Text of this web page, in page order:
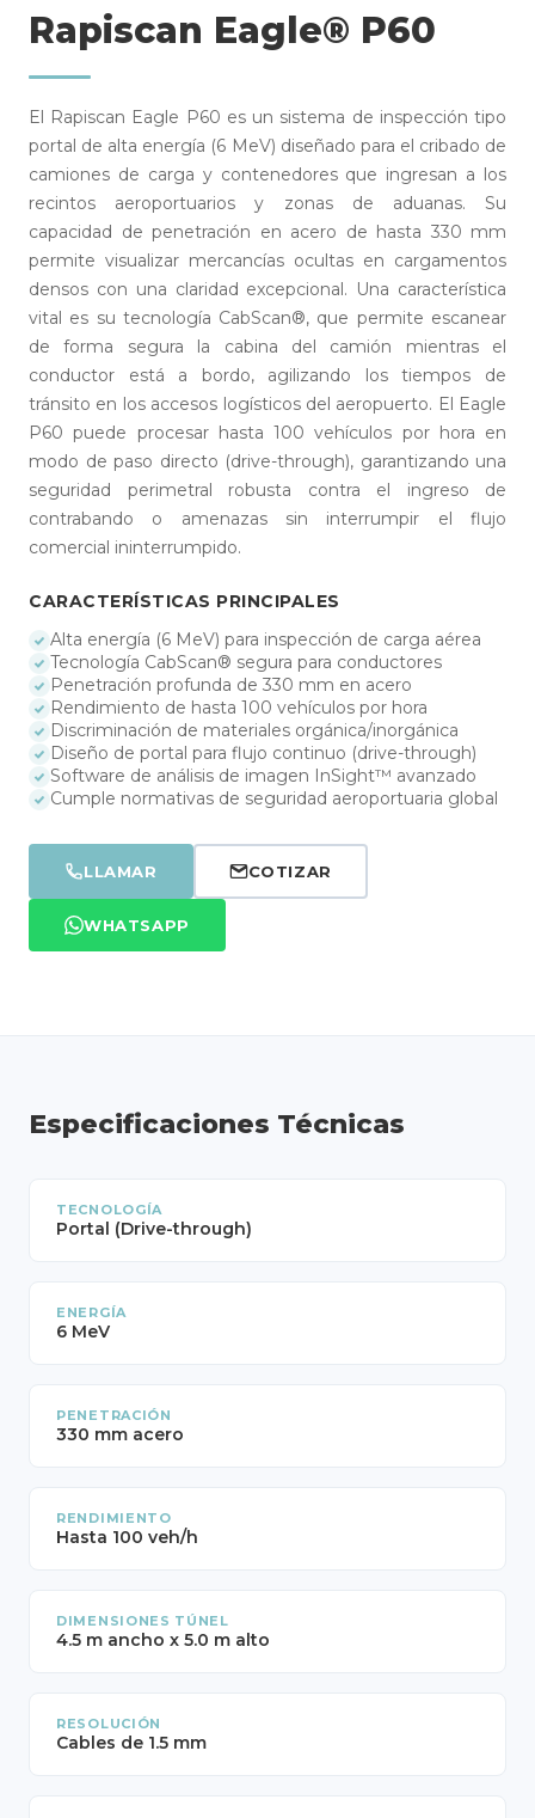
Rapiscan Eagle® P60
El Rapiscan Eagle P60 es un sistema de inspección tipo
portal de alta energía (6 MeV) diseñado para el cribado de
camiones de carga y contenedores que ingresan a los
recintos aeroportuarios y zonas de aduanas. Su
capacidad de penetración en acero de hasta 330 mm
permite visualizar mercancías ocultas en cargamentos
densos con una claridad excepcional. Una característica
vital es su tecnología CabScan®, que permite escanear
de forma segura la cabina del camión mientras el
conductor está a bordo, agilizando los tiempos de
tránsito en los accesos logísticos del aeropuerto. El Eagle
P60 puede procesar hasta 100 vehículos por hora en
modo de paso directo (drive-through), garantizando una
seguridad perimetral robusta contra el ingreso de
contrabando o amenazas sin interrumpir el flujo
comercial ininterrumpido.
CARACTERÍSTICAS PRINCIPALES
Alta energía (6 MeV) para inspección de carga aérea
Tecnología CabScan® segura para conductores
Penetración profunda de 330 mm en acero
Rendimiento de hasta 100 vehículos por hora
Discriminación de materiales orgánica/inorgánica
Diseño de portal para flujo continuo (drive-through)
Software de análisis de imagen InSight™ avanzado
Cumple normativas de seguridad aeroportuaria global
LLAMAR COTIZAR
WHATSAPP
Especificaciones Técnicas
TECNOLOGÍA
Portal (Drive-through)
ENERGÍA
6 MeV
PENETRACIÓN
330 mm acero
RENDIMIENTO
Hasta 100 veh/h
DIMENSIONES TÚNEL
4.5 m ancho x 5.0 m alto
RESOLUCIÓN
Cables de 1.5 mm